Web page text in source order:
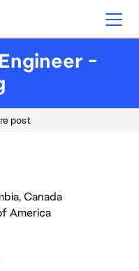
-
post
Canada
America